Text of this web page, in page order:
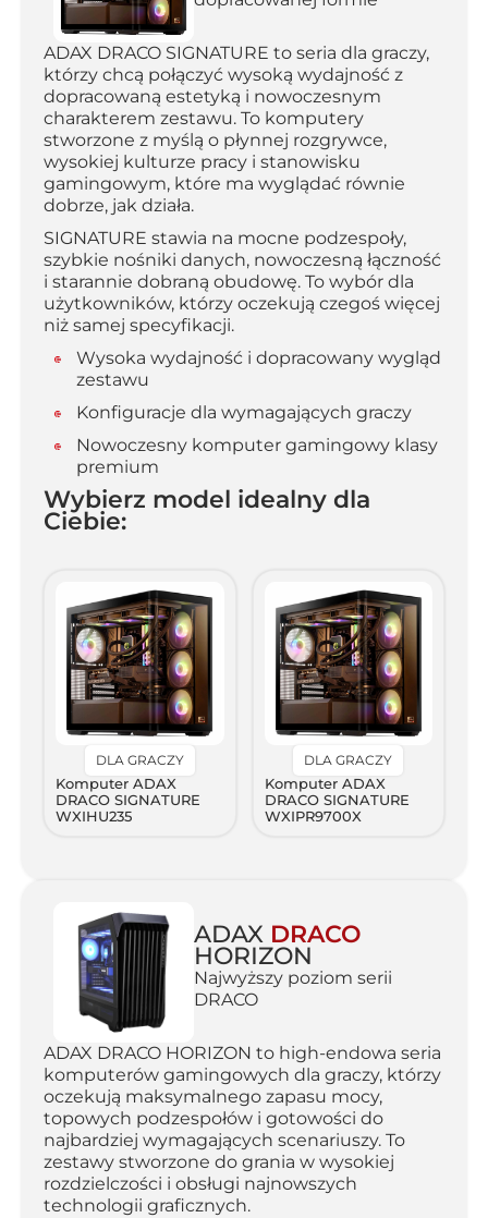
ADAX DRACO SIGNATURE to seria dla graczy,
którzy chcą połączyć wysoką wydajność z
dopracowaną estetyką i nowoczesnym
charakterem zestawu. To komputery
stworzone z myślą o płynnej rozgrywce,
wysokiej kulturze pracy i stanowisku
gamingowym, które ma wyglądać równie
dobrze, jak działa.
SIGNATURE stawia na mocne podzespoły,
szybkie nośniki danych, nowoczesną łączność
i starannie dobraną obudowę. To wybór dla
użytkowników, którzy oczekują czegoś więcej
niż samej specyfikacji.
Wysoka wydajność i dopracowany wygląd
zestawu
Konfiguracje dla wymagających graczy
Nowoczesny komputer gamingowy klasy
premium
Wybierz model idealny dla
Ciebie:
DLA GRACZY
Komputer ADAX
DRACO SIGNATURE
WXIHU235
DLA GRACZY
Komputer ADAX
DRACO SIGNATURE
WXIPR9700X
ADAX DRACO
HORIZON
Najwyższy poziom serii
DRACO
ADAX DRACO HORIZON to high-endowa seria
komputerów gamingowych dla graczy, którzy
oczekują maksymalnego zapasu mocy,
topowych podzespołów i gotowości do
najbardziej wymagających scenariuszy. To
zestawy stworzone do grania w wysokiej
rozdzielczości i obsługi najnowszych
technologii graficznych.